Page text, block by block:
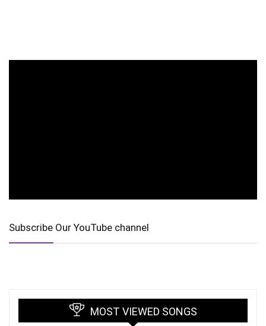
Subscribe Our YouTube channel
MOST VIEWED SONGS